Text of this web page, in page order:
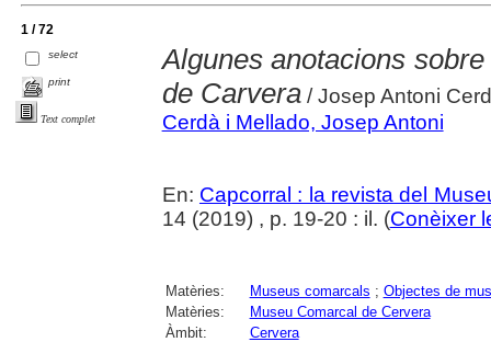
1 / 72
select
print
Text complet
Algunes anotacions
de Carvera/ Josep Antoni
Cerdà i Mellado, Josep Antoni
En: Capcorral : la revista del
14 (2019) , p. 19-20 : il. (Conèixer
Matèries: Museus comarcals ; Objectes de
Matèries:
Museu Comarcal de Cervera
Àmbit:
Cervera